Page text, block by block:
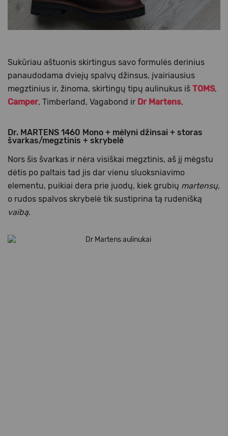
Sukūriau aštuonis skirtingus savo formulės derinius
panaudodama dviejų spalvų džinsus, įvairiausius
megztinius ir, žinoma, skirtingų tipų aulinukus iš TOMS,
Camper, Timberland, Vagabond ir Dr Martens.
Dr. MARTENS 1460 Mono + mėlyni džinsai + storas
švarkas/megztinis + skrybelė
Nors šis švarkas ir nėra visiškai megztinis, aš jį mėgstu
dėtis po paltais tad jis dar vienu sluoksniavimo
elementu, puikiai dera prie juodų, kiek grubių martensų,
o rudos spalvos skrybelė tik sustiprina tą rudenišką
vaibą.